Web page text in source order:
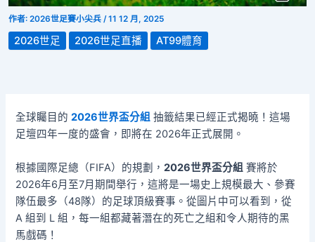
作者: 2026世足賽小尖兵 /11 12 月, 2025
2026世足 2026世足直播 AT99體育
全球矚目的2026世界盃分組 抽籤結果已經正式揭曉！這場
足壇四年一度的盛會，即將在 2026年正式展開。
根據國際足總（FIFA）的規劃，2026世界盃分組 賽將於
2026年6月至7月期間舉行，這將是一場史上規模最大、參賽
隊伍最多（48隊）的足球頂級賽事。從圖片中可以看到，從
A 組到 L 組，每一組都藏著潛在的死亡之組和令人期待的黑
馬戲碼！